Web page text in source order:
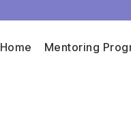
Home Mentoring